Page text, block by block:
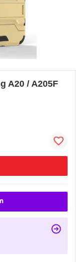
A20 / A205F